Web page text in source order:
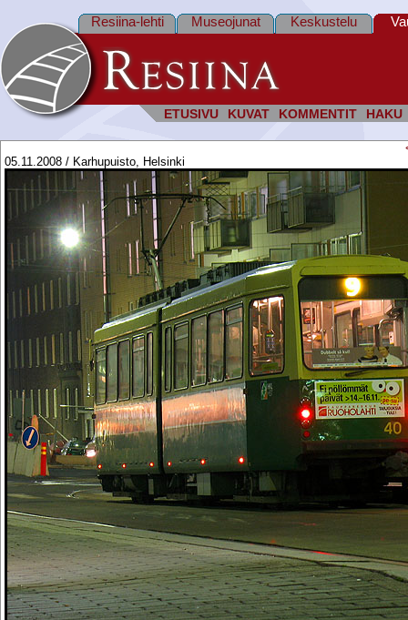
ETUSIVU KUVAT KOMMENTIT HAKU
Resiina-lehti Museojunat Keskustelu
05.11.2008 / Karhupuisto, Helsinki